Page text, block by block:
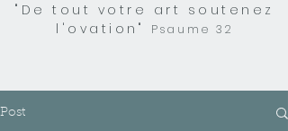
"De tout votre art soutenez
l'ovation"
Psaume 32
Post